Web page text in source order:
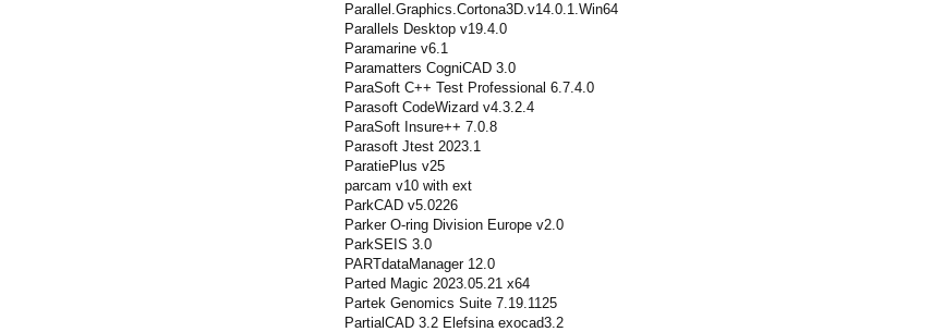
Parallel.Graphics.Cortona3D.v14.0.1.Win64
Parallels Desktop v19.4.0
Paramarine v6.1
Paramatters CogniCAD 3.0
ParaSoft C++ Test Professional 6.7.4.0
Parasoft CodeWizard v4.3.2.4
ParaSoft Insure++ 7.0.8
Parasoft Jtest 2023.1
ParatiePlus v25
parcam v10 with ext
ParkCAD v5.0226
Parker O-ring Division Europe v2.0
ParkSEIS 3.0
PARTdataManager 12.0
Parted Magic 2023.05.21 x64
Partek Genomics Suite 7.19.1125
PartialCAD 3.2 Elefsina exocad3.2